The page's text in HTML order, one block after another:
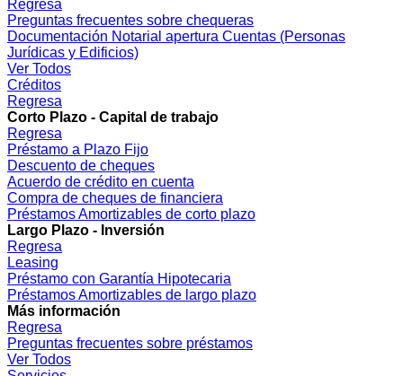
Regresa
Preguntas frecuentes sobre chequeras
Documentación Notarial apertura Cuentas (Personas
Jurídicas y Edificios)
Ver Todos
Créditos
Regresa
Corto Plazo - Capital de trabajo
Regresa
Préstamo a Plazo Fijo
Descuento de cheques
Acuerdo de crédito en cuenta
Compra de cheques de financiera
Préstamos Amortizables de corto plazo
Largo Plazo - Inversión
Regresa
Leasing
Préstamo con Garantía Hipotecaria
Préstamos Amortizables de largo plazo
Más información
Regresa
Preguntas frecuentes sobre préstamos
Ver Todos